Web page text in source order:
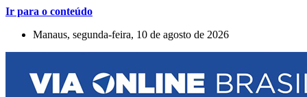
Ir para o conteúdo
Manaus, segunda-feira, 10 de agosto de 2026